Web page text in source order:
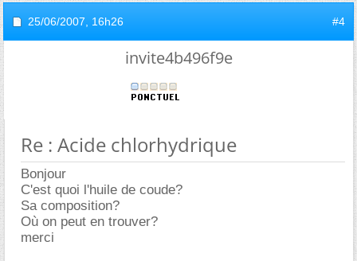
25/06/2007, 16h26 #4
invite4b496f9e
Re : Acide chlorhydrique
Bonjour
C'est quoi l'huile de coude?
Sa composition?
Où on peut en trouver?
merci